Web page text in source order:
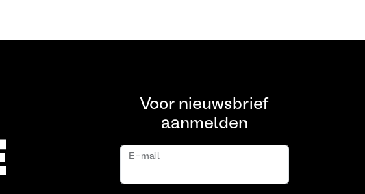
Voor nieuwsbrief
aanmelden
E-mail